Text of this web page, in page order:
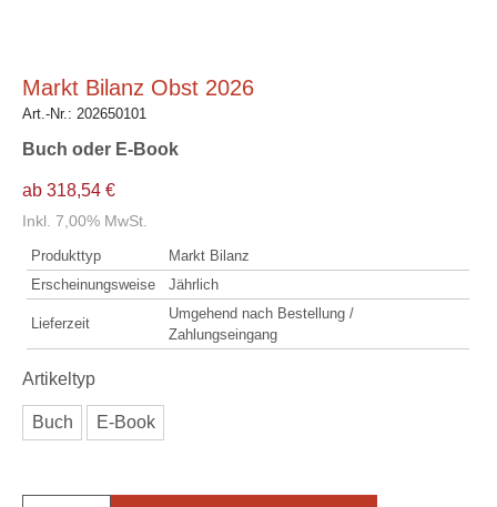
Markt Bilanz Obst 2026
Art.-Nr.: 202650101
Buch oder E-Book
ab 318,54 €
Inkl. 7,00% MwSt.
Produkttyp
Markt Bilanz
Erscheinungsweise
Jährlich
Lieferzeit
Umgehend nach Bestellung /
Zahlungseingang
Artikeltyp
Buch E-Book